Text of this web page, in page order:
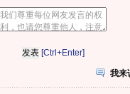
[Ctrl+Enter]
我来